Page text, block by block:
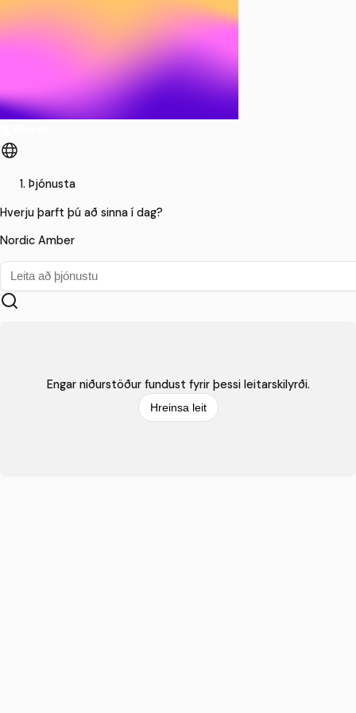
Þjónusta
Hverju þarft þú að sinna í dag?
Nordic Amber
Engar niðurstöður fundust fyrir þessi leitarskilyrði.
Hreinsa leit